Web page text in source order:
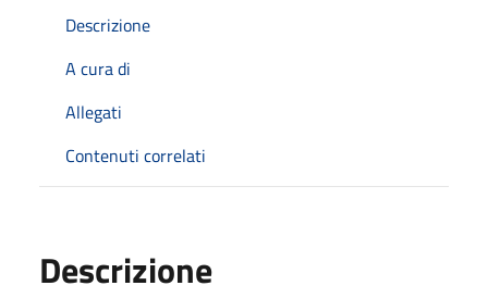
Descrizione
A cura di
Allegati
Contenuti correlati
Descrizione